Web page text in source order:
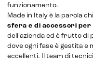
Marketplace
Payment gateway
Customer service
funzionamento.
Made in Italy è la parola
sfera e di accessori
dell'azienda ed è frutto di
dove ogni fase è gestita
eccellenti. Il team di